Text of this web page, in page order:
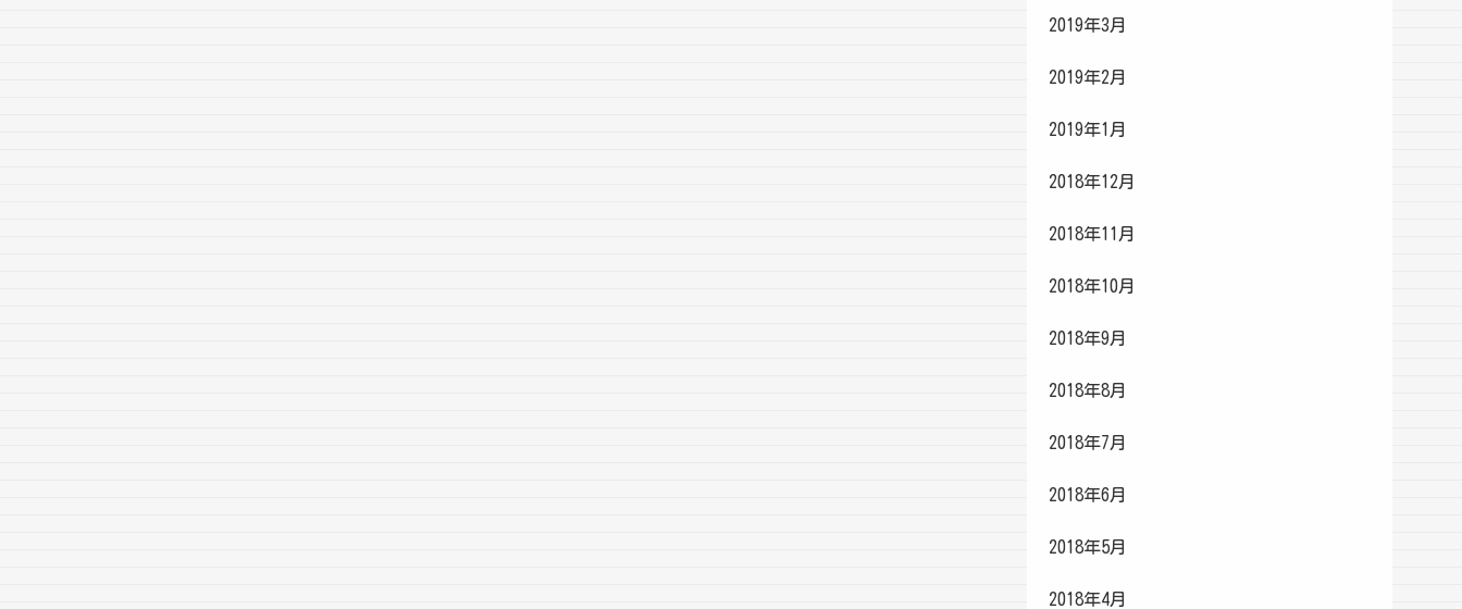
2019年3月
2019年2月
2019年1月
2018年12月
2018年11月
2018年10月
2018年9月
2018年8月
2018年7月
2018年6月
2018年5月
2018年4月